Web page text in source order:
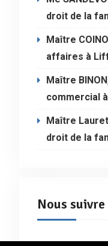
droit de la
Maître
affaires à
Maître
commercial
Maître
droit de la
Nous suivre